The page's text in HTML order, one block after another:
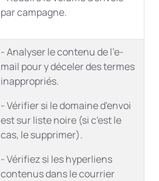
par campagne.
- Analyser le contenu de l'e-
mail pour y déceler des termes
inappropriés.
- Vérifier si le domaine d'envoi
est sur liste noire (si c'est le
cas, le supprimer).
- Vérifiez si les hyperliens
contenus dans le courrier